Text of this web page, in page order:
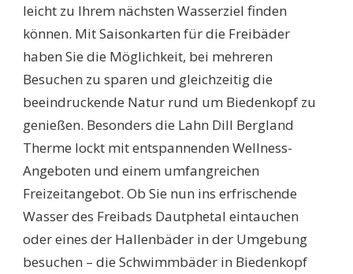
leicht zu Ihrem nächsten Wasserziel finden
können. Mit Saisonkarten für die Freibäder
haben Sie die Möglichkeit, bei mehreren
Besuchen zu sparen und gleichzeitig die
beeindruckende Natur rund um Biedenkopf zu
genießen. Besonders die Lahn Dill Bergland
Therme lockt mit entspannenden Wellness-
Angeboten und einem umfangreichen
Freizeitangebot. Ob Sie nun ins erfrischende
Wasser des Freibads Dautphetal eintauchen
oder eines der Hallenbäder in der Umgebung
besuchen – die Schwimmbäder in Biedenkopf